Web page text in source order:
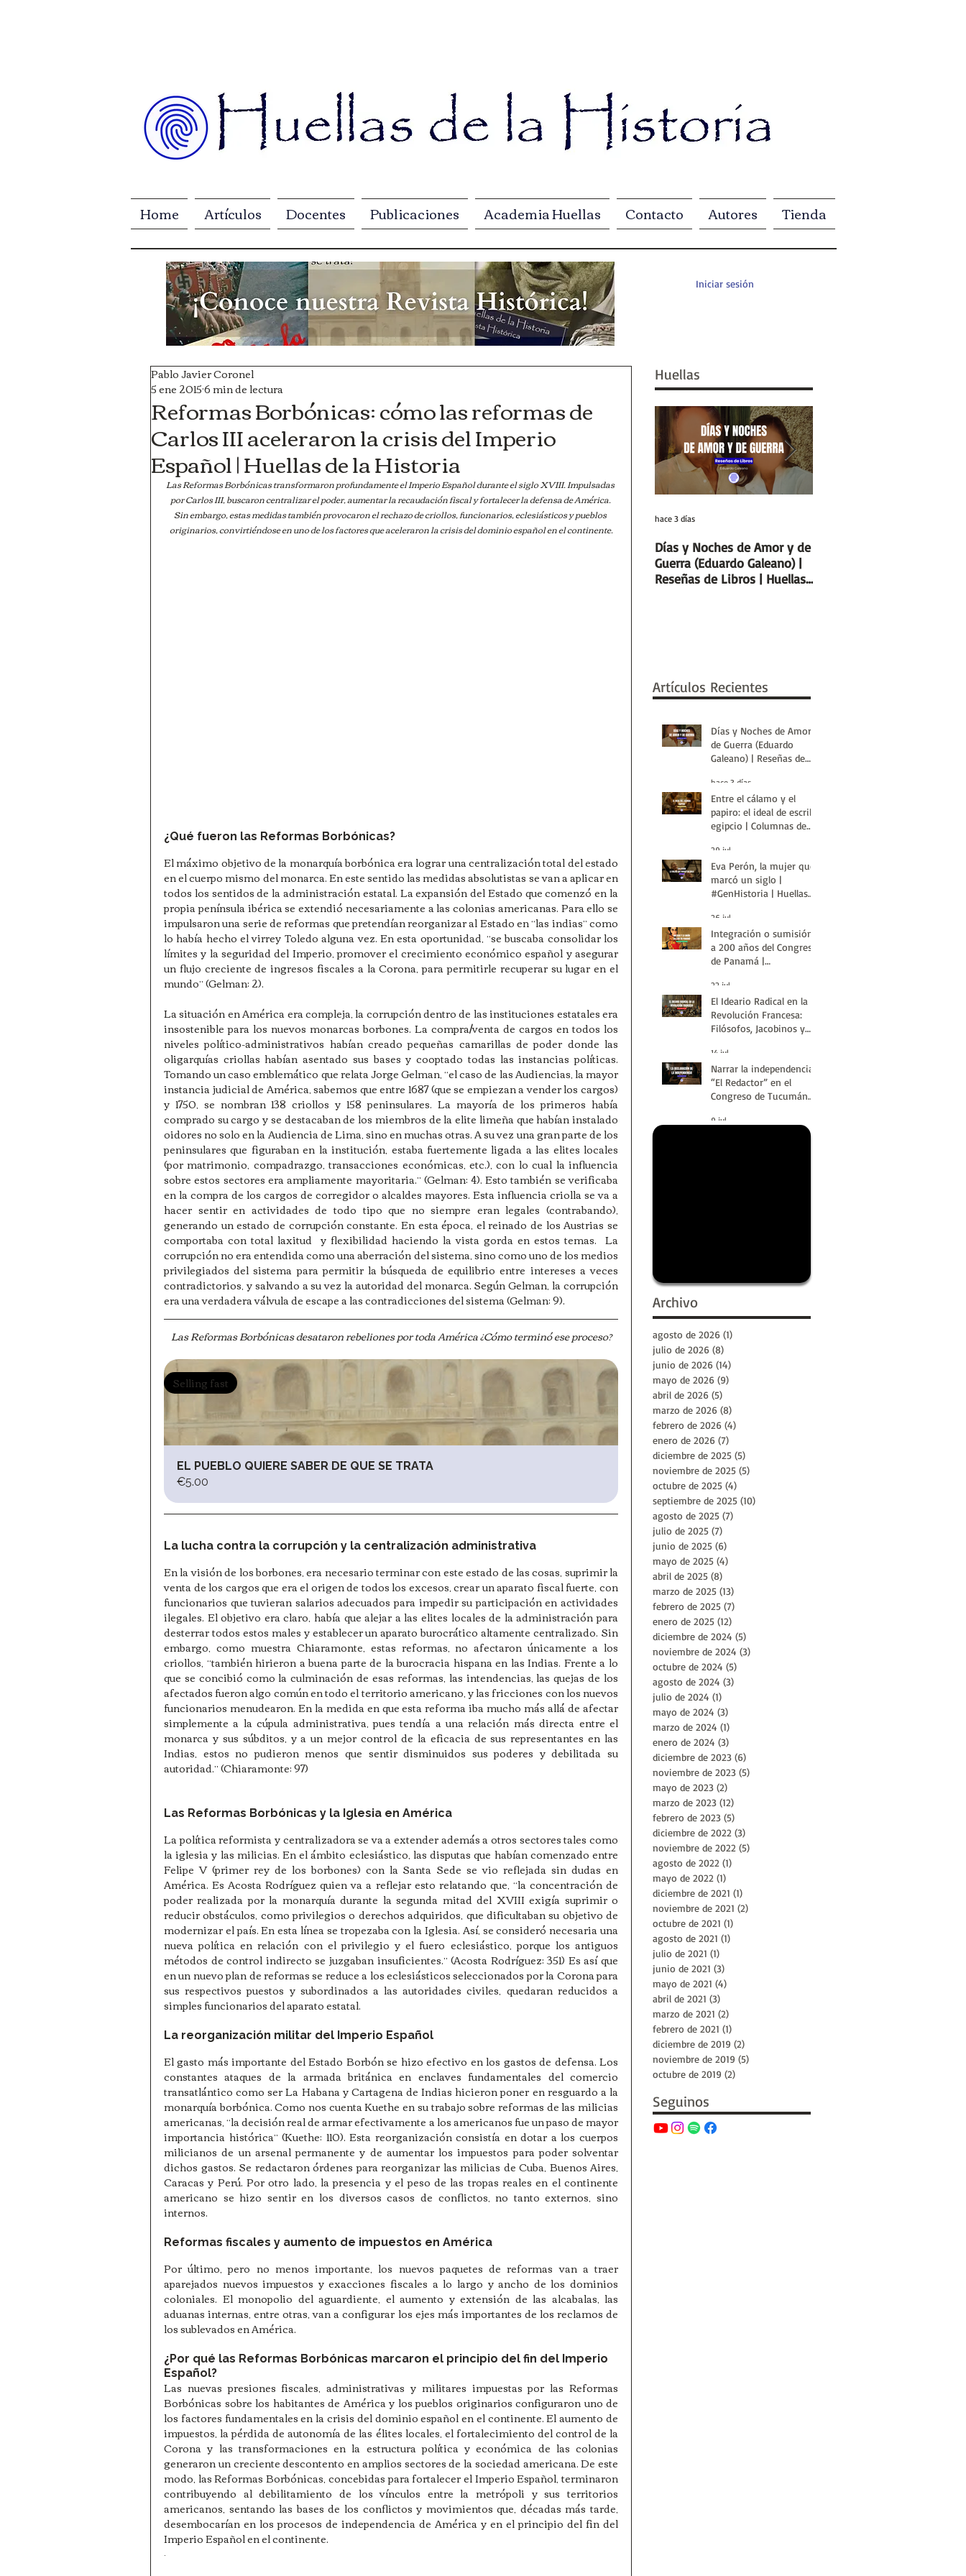
Home Artículos Docentes Publicaciones Academia Huellas Contacto Autores Tienda
Iniciar sesión
Reformas Borbónicas: cómo las reformas de
Carlos III aceleraron la crisis del Imperio
Español | Huellas de la Historia
Pablo Javier Coronel
5 ene 20156 min de lectura
Las Reformas Borbónicas transformaron profundamente el Imperio Español durante el siglo XVIII. Impulsadas
por Carlos III, buscaron centralizar el poder, aumentar la recaudación fiscal y fortalecer la defensa de América.
Sin embargo, estas medidas también provocaron el rechazo de criollos, funcionarios, eclesiásticos y pueblos
originarios, convirtiéndose en uno de los factores que aceleraron la crisis del dominio español en el continente.
¿Qué fueron las Reformas Borbónicas?
El máximo objetivo de la monarquía borbónica era lograr una centralización total del estado
en el cuerpo mismo del monarca. En este sentido las medidas absolutistas se van a aplicar en
todos los sentidos de la administración estatal. La expansión del Estado que comenzó en la
propia península ibérica se extendió necesariamente a las colonias americanas. Para ello se
impulsaron una serie de reformas que pretendían reorganizar al Estado en “las indias” como
lo había hecho el virrey Toledo alguna vez. En esta oportunidad, “se buscaba consolidar los
límites y la seguridad del Imperio, promover el crecimiento económico español y asegurar
un flujo creciente de ingresos fiscales a la Corona, para permitirle recuperar su lugar en el
mundo” (Gelman: 2).
La situación en América era compleja, la corrupción dentro de las instituciones estatales era
insostenible para los nuevos monarcas borbones. La compra/venta de cargos en todos los
niveles político-administrativos habían creado pequeñas camarillas de poder donde las
oligarquías criollas habían asentado sus bases y cooptado todas las instancias políticas.
Tomando un caso emblemático que relata Jorge Gelman, “el caso de las Audiencias, la mayor
instancia judicial de América, sabemos que entre 1687 (que se empiezan a vender los cargos)
y 1750, se nombran 138 criollos y 158 peninsulares. La mayoría de los primeros había
comprado su cargo y se destacaban de los miembros de la elite limeña que habían instalado
oidores no solo en la Audiencia de Lima, sino en muchas otras. A su vez una gran parte de los
peninsulares que figuraban en la institución, estaba fuertemente ligada a las elites locales
(por matrimonio, compadrazgo, transacciones económicas, etc.), con lo cual la influencia
sobre estos sectores era ampliamente mayoritaria.” (Gelman: 4). Esto también se verificaba
en la compra de los cargos de corregidor o alcaldes mayores. Esta influencia criolla se va a
hacer sentir en actividades de todo tipo que no siempre eran legales (contrabando),
generando un estado de corrupción constante. En esta época, el reinado de los Austrias se
comportaba con total laxitud  y flexibilidad haciendo la vista gorda en estos temas.  La
corrupción no era entendida como una aberración del sistema, sino como uno de los medios
privilegiados del sistema para permitir la búsqueda de equilibrio entre intereses a veces
contradictorios, y salvando a su vez la autoridad del monarca. Según Gelman, la corrupción
era una verdadera válvula de escape a las contradicciones del sistema (Gelman: 9).
Las Reformas Borbónicas desataron rebeliones por toda América ¿Cómo terminó ese proceso?
Selling fast
EL PUEBLO QUIERE SABER DE QUE SE TRATA
€5.00
La lucha contra la corrupción y la centralización administrativa
En la visión de los borbones, era necesario terminar con este estado de las cosas, suprimir la
venta de los cargos que era el origen de todos los excesos, crear un aparato fiscal fuerte, con
funcionarios que tuvieran salarios adecuados para impedir su participación en actividades
ilegales. El objetivo era claro, había que alejar a las elites locales de la administración para
desterrar todos estos males y establecer un aparato burocrático altamente centralizado. Sin
embargo, como muestra Chiaramonte, estas reformas, no afectaron únicamente a los
criollos, “también hirieron a buena parte de la burocracia hispana en las Indias. Frente a lo
que se concibió como la culminación de esas reformas, las intendencias, las quejas de los
afectados fueron algo común en todo el territorio americano, y las fricciones con los nuevos
funcionarios menudearon. En la medida en que esta reforma iba mucho más allá de afectar
simplemente a la cúpula administrativa, pues tendía a una relación más directa entre el
monarca y sus súbditos, y a un mejor control de la eficacia de sus representantes en las
Indias, estos no pudieron menos que sentir disminuidos sus poderes y debilitada su
autoridad.” (Chiaramonte: 97)
Las Reformas Borbónicas y la Iglesia en América
La política reformista y centralizadora se va a extender además a otros sectores tales como
la iglesia y las milicias. En el ámbito eclesiástico, las disputas que habían comenzado entre
Felipe V (primer rey de los borbones) con la Santa Sede se vio reflejada sin dudas en
América. Es Acosta Rodríguez quien va a reflejar esto relatando que, “la concentración de
poder realizada por la monarquía durante la segunda mitad del XVIII exigía suprimir o
reducir obstáculos, como privilegios o derechos adquiridos, que dificultaban su objetivo de
modernizar el país. En esta línea se tropezaba con la Iglesia. Así, se consideró necesaria una
nueva política en relación con el privilegio y el fuero eclesiástico, porque los antiguos
métodos de control indirecto se juzgaban insuficientes.” (Acosta Rodríguez: 351) Es así que
en un nuevo plan de reformas se reduce a los eclesiásticos seleccionados por la Corona para
sus respectivos puestos y subordinados a las autoridades civiles, quedaran reducidos a
simples funcionarios del aparato estatal.
La reorganización militar del Imperio Español
El gasto más importante del Estado Borbón se hizo efectivo en los gastos de defensa. Los
constantes ataques de la armada británica en enclaves fundamentales del comercio
transatlántico como ser La Habana y Cartagena de Indias hicieron poner en resguardo a la
monarquía borbónica. Como nos cuenta Kuethe en su trabajo sobre reformas de las milicias
americanas, “la decisión real de armar efectivamente a los americanos fue un paso de mayor
importancia histórica” (Kuethe: 110). Esta reorganización consistía en dotar a los cuerpos
milicianos de un arsenal permanente y de aumentar los impuestos para poder solventar
dichos gastos. Se redactaron órdenes para reorganizar las milicias de Cuba, Buenos Aires,
Caracas y Perú. Por otro lado, la presencia y el peso de las tropas reales en el continente
americano se hizo sentir en los diversos casos de conflictos, no tanto externos, sino
internos.
Reformas fiscales y aumento de impuestos en América
Por último, pero no menos importante, los nuevos paquetes de reformas van a traer
aparejados nuevos impuestos y exacciones fiscales a lo largo y ancho de los dominios
coloniales. El monopolio del aguardiente, el aumento y extensión de las alcabalas, las
aduanas internas, entre otras, van a configurar los ejes más importantes de los reclamos de
los sublevados en América.
¿Por qué las Reformas Borbónicas marcaron el principio del fin del Imperio
Español?
Las nuevas presiones fiscales, administrativas y militares impuestas por las Reformas
Borbónicas sobre los habitantes de América y los pueblos originarios configuraron uno de
los factores fundamentales en la crisis del dominio español en el continente. El aumento de
impuestos, la pérdida de autonomía de las élites locales, el fortalecimiento del control de la
Corona y las transformaciones en la estructura política y económica de las colonias
generaron un creciente descontento en amplios sectores de la sociedad americana. De este
modo, las Reformas Borbónicas, concebidas para fortalecer el Imperio Español, terminaron
contribuyendo al debilitamiento de los vínculos entre la metrópoli y sus territorios
americanos, sentando las bases de los conflictos y movimientos que, décadas más tarde,
desembocarían en los procesos de independencia de América y en el principio del fin del
Imperio Español en el continente.
Huellas
Días y Noches de Amor y de
Guerra (Eduardo Galeano) |
Reseñas de Libros | Huellas
hace 3 días
Artículos Recientes
Días y Noches de Amor y
de Guerra (Eduardo
Galeano) | Reseñas de
Historia
hace 3 días
Entre el cálamo y el
papiro: el ideal de escriba
egipcio | Columnas de
Historia
29 jul
Eva Perón, la mujer que
marcó un siglo |
#GenHistoria | Huellas
26 jul
Integración o sumisión:
a 200 años del Congreso
de Panamá |
as | Huellas de la
Historia
22 jul
El Ideario Radical en la
Revolución Francesa:
Filósofos, Jacobinos y
Historia
14 jul
Narrar la independencia:
“El Redactor” en el
Congreso de Tucumán
Huellas de la Historia
9 jul
Archivo
agosto de 2026 (1)
julio de 2026 (8)
junio de 2026 (14)
mayo de 2026 (9)
abril de 2026 (5)
marzo de 2026 (8)
febrero de 2026 (4)
enero de 2026 (7)
diciembre de 2025 (5)
noviembre de 2025 (5)
octubre de 2025 (4)
septiembre de 2025 (10)
agosto de 2025 (7)
julio de 2025 (7)
junio de 2025 (6)
mayo de 2025 (4)
abril de 2025 (8)
marzo de 2025 (13)
febrero de 2025 (7)
enero de 2025 (12)
diciembre de 2024 (5)
noviembre de 2024 (3)
octubre de 2024 (5)
agosto de 2024 (3)
julio de 2024 (1)
mayo de 2024 (3)
marzo de 2024 (1)
enero de 2024 (3)
diciembre de 2023 (6)
noviembre de 2023 (5)
mayo de 2023 (2)
marzo de 2023 (12)
febrero de 2023 (5)
diciembre de 2022 (3)
noviembre de 2022 (5)
agosto de 2022 (1)
mayo de 2022 (1)
diciembre de 2021 (1)
noviembre de 2021 (2)
octubre de 2021 (1)
agosto de 2021 (1)
julio de 2021 (1)
junio de 2021 (3)
mayo de 2021 (4)
abril de 2021 (3)
marzo de 2021 (2)
febrero de 2021 (1)
diciembre de 2019 (2)
noviembre de 2019 (5)
octubre de 2019 (2)
Seguinos